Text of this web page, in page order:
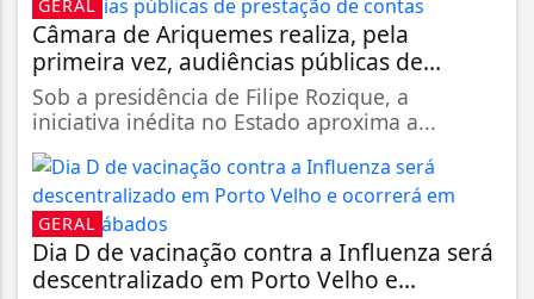
GERAL
Câmara de Ariquemes realiza, pela
primeira vez, audiências públicas de...
Sob a presidência de Filipe Rozique, a
iniciativa inédita no Estado aproxima a...
GERAL
Dia D de vacinação contra a Influenza será
descentralizado em Porto Velho e...